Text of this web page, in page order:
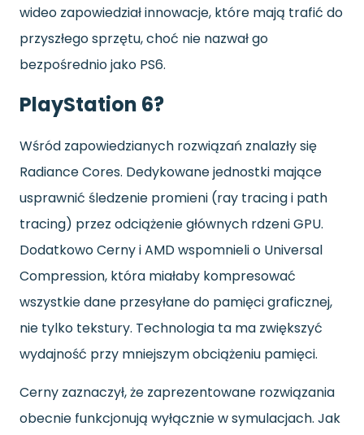
wideo zapowiedział innowacje, które mają trafić do
przyszłego sprzętu, choć nie nazwał go
bezpośrednio jako PS6.
PlayStation 6?
Wśród zapowiedzianych rozwiązań znalazły się
Radiance Cores. Dedykowane jednostki mające
usprawnić śledzenie promieni (ray tracing i path
tracing) przez odciążenie głównych rdzeni GPU.
Dodatkowo Cerny i AMD wspomnieli o Universal
Compression, która miałaby kompresować
wszystkie dane przesyłane do pamięci graficznej,
nie tylko tekstury. Technologia ta ma zwiększyć
wydajność przy mniejszym obciążeniu pamięci.
Cerny zaznaczył, że zaprezentowane rozwiązania
obecnie funkcjonują wyłącznie w symulacjach. Jak